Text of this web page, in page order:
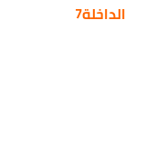
الداخلة7